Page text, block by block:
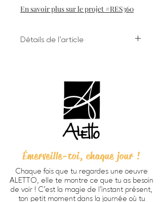
En savoir plus sur le projet #RES360
Détails de l'article
Dimensions 8 X 10 pouces (203 X
254 cm) incluant bordure
Chaque oeuvre est signée à la main
Papier beaux-arts Verona 250
HD, fini mat lisse, sans acide, 100%
Prête à encadrer -cadre non
inclus
Emballage personnalisé ALETTO
parfait pour offrir en cadeau
Imprimée à Trois-Rivières
Émerveille-toi, chaque jour !
Chaque fois que tu regardes une oeuvre
ALETTO, elle te montre ce que tu as besoin
de voir ! C’est la magie de l’instant présent,
ton petit moment dans la journée où tu